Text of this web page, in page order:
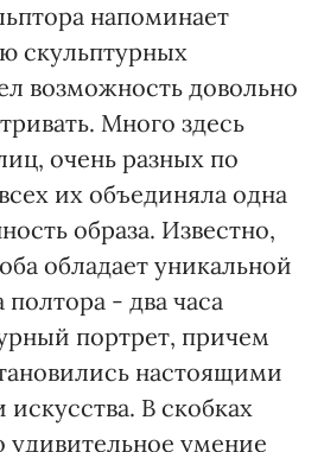
напоминает
скульптурных
возможность довольно
Много здесь
очень разных по
их объединяла одна
образа. Известно,
обладает уникальной
- два часа
портрет, причем
настоящими
В скобках
удивительное умение